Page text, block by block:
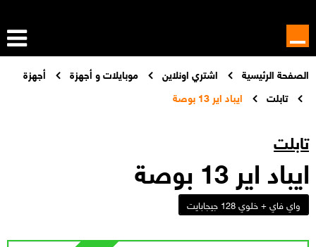
الصفحة الرئيسية اشتري اونلاين موبايلات و أجهزة
أجهزة
تابلت
ايباد اير 13 بوصة
تابلت
ايباد اير 13 بوصة
واي فاي + خلوي 128 جيجابايت